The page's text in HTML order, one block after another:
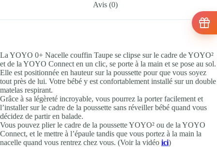
Avis (0)
La YOYO 0+ Nacelle couffin Taupe se clipse sur le cadre de YOYO²
et de la YOYO Connect en un clic, se porte à la main et se pose au sol.
Elle est positionnée en hauteur sur la poussette pour que vous soyez
tout près de lui. Votre bébé y est confortablement installé sur un double
matelas respirant.
Grâce à sa légèreté incroyable, vous pourrez la porter facilement et
l’installer sur le cadre de la poussette sans réveiller bébé quand vous
décidez de partir en balade.
Vous pouvez plier le cadre de la poussette YOYO² ou de la YOYO
Connect, et le mettre à l’épaule tandis que vous portez à la main la
nacelle quand vous rentrez chez vous. (Voir la vidéo ici)